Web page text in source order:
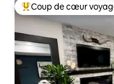
Coup de cœur
Coup de cœur